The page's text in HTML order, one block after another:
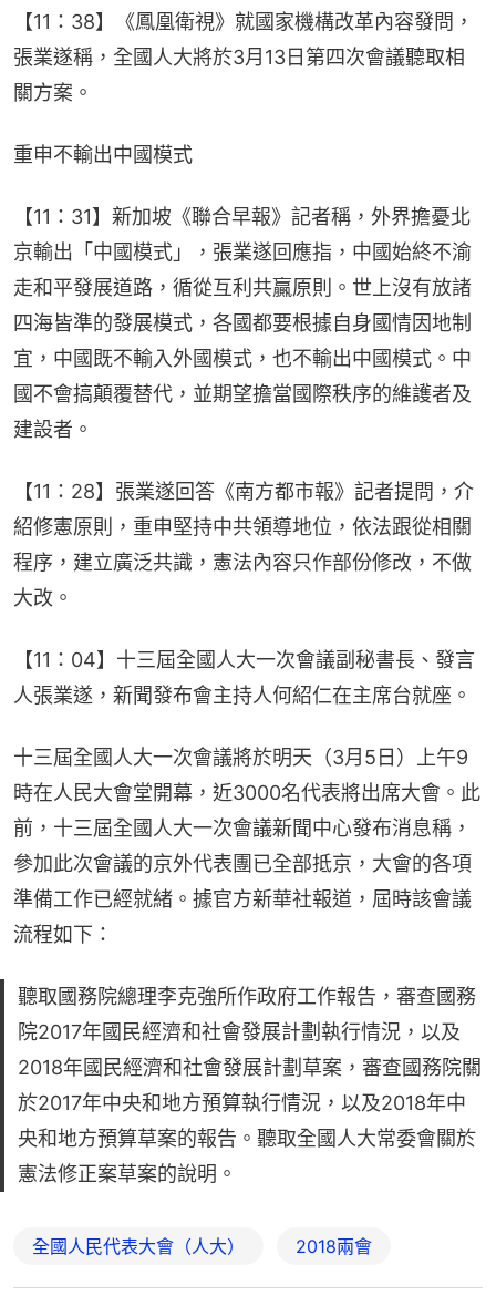
【11：38】《鳳凰衛視》就國家機構改革內容發問，
張業遂稱，全國人大將於3月13日第四次會議聽取相
關方案。
重申不輸出中國模式
【11：31】新加坡《聯合早報》記者稱，外界擔憂北
京輸出「中國模式」，張業遂回應指，中國始終不渝
走和平發展道路，循從互利共贏原則。世上沒有放諸
四海皆準的發展模式，各國都要根據自身國情因地制
宜，中國既不輸入外國模式，也不輸出中國模式。中
國不會搞顛覆替代，並期望擔當國際秩序的維護者及
建設者。
【11：28】張業遂回答《南方都市報》記者提問，介
紹修憲原則，重申堅持中共領導地位，依法跟從相關
程序，建立廣泛共識，憲法內容只作部份修改，不做
大改。
【11：04】十三屆全國人大一次會議副秘書長、發言
人張業遂，新聞發布會主持人何紹仁在主席台就座。
十三屆全國人大一次會議將於明天（3月5日）上午9
時在人民大會堂開幕，近3000名代表將出席大會。此
前，十三屆全國人大一次會議新聞中心發布消息稱，
參加此次會議的京外代表團已全部抵京，大會的各項
準備工作已經就緒。據官方新華社報道，屆時該會議
流程如下：
聽取國務院總理李克強所作政府工作報告，審查國務
院2017年國民經濟和社會發展計劃執行情況，以及
2018年國民經濟和社會發展計劃草案，審查國務院關
於2017年中央和地方預算執行情況，以及2018年中
央和地方預算草案的報告。聽取全國人大常委會關於
憲法修正案草案的說明。
全國人民代表大會（人大） 2018兩會